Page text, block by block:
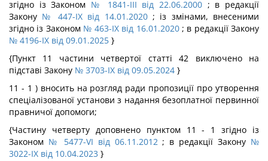
згідно із Законом № 1841-III від 22.06.2000; в редакції
Закону № 447-IX від 14.01.2020; із змінами, внесеними
згідно із Законом № 463-IX від 16.01.2020; в редакції Закону
№ 4196-IX від 09.01.2025 }
{Пункт 11 частини четвертої статті 42 виключено на
підставі Закону № 3703-IX від 09.05.2024 }
11 - 1 ) вносить на розгляд ради пропозиції про утворення
спеціалізованої установи з надання безоплатної первинної
правничої допомоги;
{Частину четверту доповнено пунктом 11 - 1 згідно із
Законом № 5477-VI від 06.11.2012; в редакції Закону №
3022-IX від 10.04.2023 }